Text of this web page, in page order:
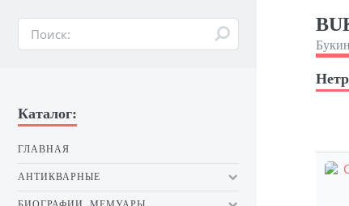
Каталог:
ГЛАВНАЯ
АНТИКВАРНЫЕ